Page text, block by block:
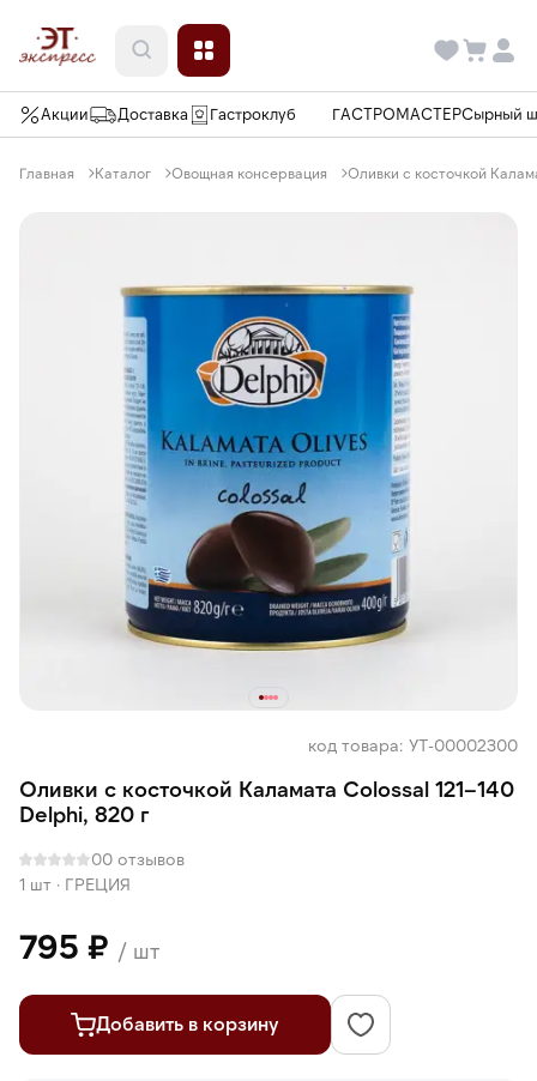
Акции Доставка Гастроклуб ГАСТРОМАСТЕРСырный
Главная Каталог Овощная консервация Оливки с косточкой
код товара: УТ-00002300
Оливки с косточкой Каламата Colossal 121–140
Delphi, 820 г
00 отзывов
1 шт · ГРЕЦИЯ
795 ₽ / шт
Добавить в корзину